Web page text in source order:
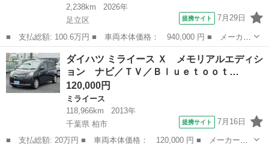
2,238km
2026年
足立区
提携サイト 7月29日
■ 支払総額: 100.6万円 ■ 車両本体価格： 940,000 円 ■ メーカー
名： ダイハツ ■ 車種名： ミライース ■ グレード名： Ｘ Ｓ
ＡＩＩＩ ワイドＢｌｕｅｔｏｏｔｈ／ＵＳＢチューナー 保証１年
間・距離無...
東京 足立区 ミライース
ダイハツ ミライース Ｘ メモリアルエディシ
ョン ナビ／ＴＶ／Ｂｌｕｅｔｏｏｔ…
120,000円
ミライース
118,966km
2013年
千葉県 柏市
提携サイト 7月16日
■ 支払総額: 20万円 ■ 車両本体価格： 120,000 円 ■ メーカー